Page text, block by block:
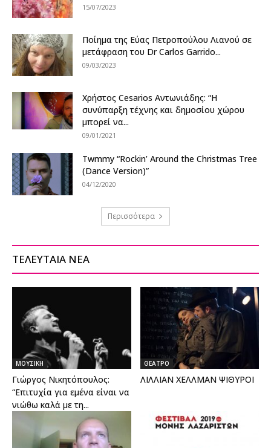
15/07/2023
Ποίημα της Εύας Πετροπούλου Λιανού σε
μετάφραση του Dr Carlos Garrido...
09/03/2023
Χρήστος Cesarios Αντωνιάδης: “Η
συνύπαρξη τέχνης και δημοσίου χώρου
μπορεί να...
09/01/2021
Twmmy “Rockin’ Around the Christmas Tree
(Dance Version)”
04/12/2020
Περισσότερα
ΤΕΛΕΥΤΑΙΑ ΝΕΑ
ΜΟΥΣΙΚΗ
Γιώργος Νικητόπουλος:
“Επιτυχία για εμένα είναι να
νιώθω καλά με τη...
ΘΕΑΤΡΟ
ΛΙΛΛΙΑΝ ΧΕΛΛΜΑΝ ΨΙΘΥΡΟΙ